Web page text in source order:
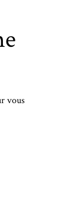
vous